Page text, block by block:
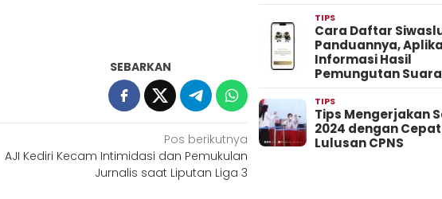
SEBARKAN
Pos berikutnya
AJI Kediri Kecam Intimidasi dan Pemukulan
Jurnalis saat Liputan Liga 3
TIPS
Cara Daftar
Panduannya,
Informasi Hasil
Pemungutan Suara
TIPS
Tips Mengerjakan
2024 dengan
Lulusan CPNS